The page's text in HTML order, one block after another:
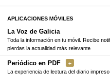
APLICACIONES MÓVILES
La Voz de Galicia
Toda la información en tu móvil. Recibe
pierdas la actualidad más relevante
Periódico en PDF
La experiencia de lectura del diario